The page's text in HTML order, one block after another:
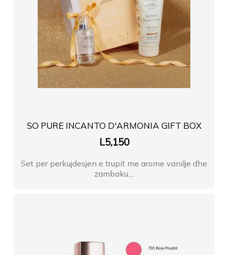
SO PURE INCANTO D'ARMONIA GIFT BOX
L5,150
Set per perkujdesjen e trupit me arome vanilje dhe
zambaku....